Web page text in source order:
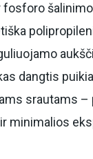
fosforo
dangtis
srautams
minimalios